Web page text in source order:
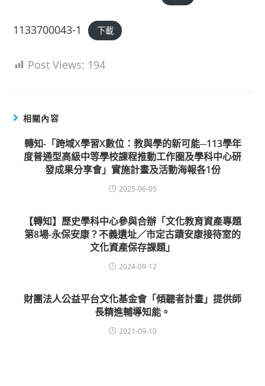
1133700043-1 下載
Post Views: 194
相關內容
轉知-「跨域X學習X數位：教與學的新可能─113學年
度普通型高級中等學校課程推動工作圈及學科中心研
發成果分享會」實施計畫及活動海報各1份
2025-06-05
【轉知】歷史學科中心參與合辦「文化教育資產專題
第8場-永保安康？不義遺址／市定古蹟安康接待室的
文化資產保存課題」
2024-09-12
財團法人公益平台文化基金會「傾聽者計畫」提供師
長精進輔導知能。
2021-09-10